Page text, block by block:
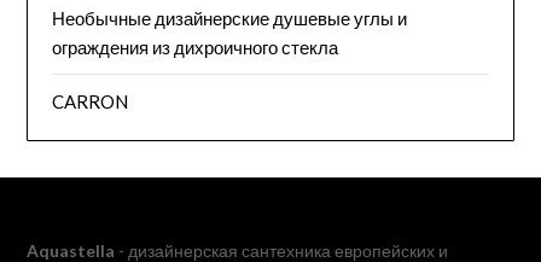
Необычные дизайнерские душевые углы и
ограждения из дихроичного стекла
CARRON
Aquastella - дизайнерская сантехника европейских и